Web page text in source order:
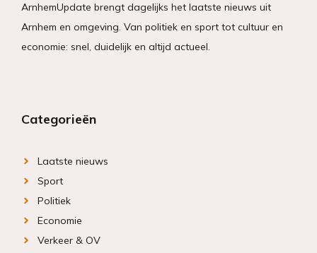
ArnhemUpdate brengt dagelijks het laatste nieuws uit
Arnhem en omgeving. Van politiek en sport tot cultuur en
economie: snel, duidelijk en altijd actueel.
Categorieën
Laatste nieuws
Sport
Politiek
Economie
Verkeer & OV